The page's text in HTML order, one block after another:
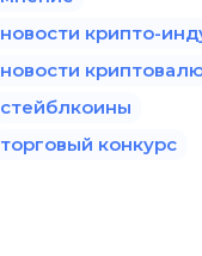
новости крипто-
новости
стейблкоины
торговый конкурс